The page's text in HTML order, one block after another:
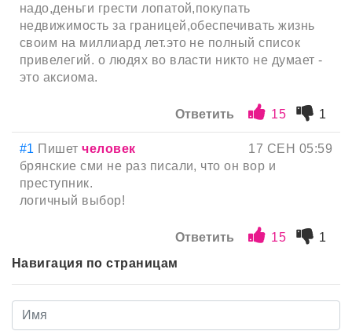
надо,деньги грести лопатой,покупать
недвижимость за границей,обеспечивать жизнь
своим на миллиард лет.это не полный список
привелегий. о людях во власти никто не думает -
это аксиома.
Ответить 15 1
#1 Пишетчеловек
17 СЕН 05:59
брянские сми не раз писали, что он вор и
преступник.
логичный выбор!
Ответить 15
1
Навигация по страницам